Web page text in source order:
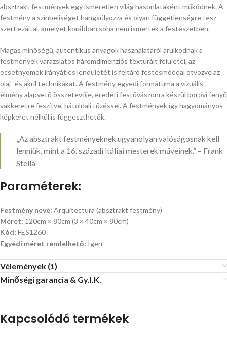
absztrakt festmények egy ismeretlen világ hasonlataként működnek. A
festmény a színbeliséget hangsúlyozza és olyan függetlenségre tesz
szert ezáltal, amelyet korábban soha nem ismertek a festészetben.
Magas minőségű, autentikus anyagok használatáról árulkodnak a
festmények varázslatos háromdimenziós texturált felületei, az
ecsetnyomok irányát és lendületét is feltáró festésmóddal ötvözve az
olaj- és akril technikákat. A festmény egyedi formátuma a vizuális
élmény alapvető összetevője, eredeti festővászonra készül borovi fenyő
vakkeretre feszítve, hátoldali tűzéssel. A festmények így hagyományos
képkeret nélkül is függeszthetők.
„Az absztrakt festményeknek ugyanolyan valóságosnak kell
lenniük, mint a 16. századi itáliai mesterek műveinek.” – Frank
Stella
Paraméterek:
Festmény neve: Arquitectura (absztrakt festmény)
Méret: 120cm × 80cm (3 × 40cm × 80cm)
Kód: FES1260
Egyedi méret rendelhető: Igen
Vélemények (1)
Minőségi garancia & Gy.I.K.
Kapcsolódó termékek